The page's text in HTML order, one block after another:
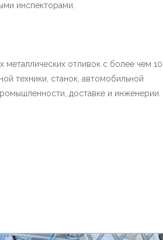
инспекторами.
металлических отливок с более чем
техники, станок, автомобильной
доставке и инженерии.